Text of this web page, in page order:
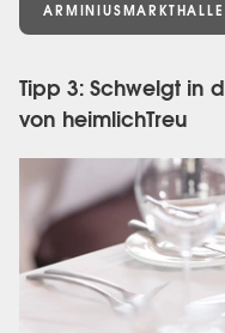
ARMINIUSMARKTHALLE
Tipp 3: Schwelgt in
von heimlichTreu